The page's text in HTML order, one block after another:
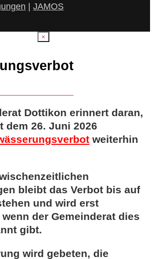
JAMOS
×
Dottikon erinnert daran,
dem 26. Juni 2026
weiterhin
bleibt das Verbot bis auf
und wird erst
der Gemeinderat dies
gibt.
wird gebeten, die